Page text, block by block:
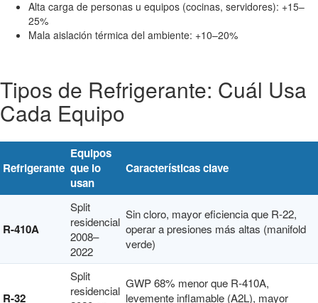
Alta carga de personas u equipos (cocinas, servidores): +15–
25%
Mala aislación térmica del ambiente: +10–20%
Tipos de Refrigerante: Cuál Usa
Cada Equipo
Refrigerante
Equipos
que lo
usan
Características clave
R-410A
Split
residencial
2008–
2022
Sin cloro, mayor eficiencia que R-22,
operar a presiones más altas (manifold
verde)
R-32
Split
residencial
GWP 68% menor que R-410A,
levemente inflamable (A2L), mayor